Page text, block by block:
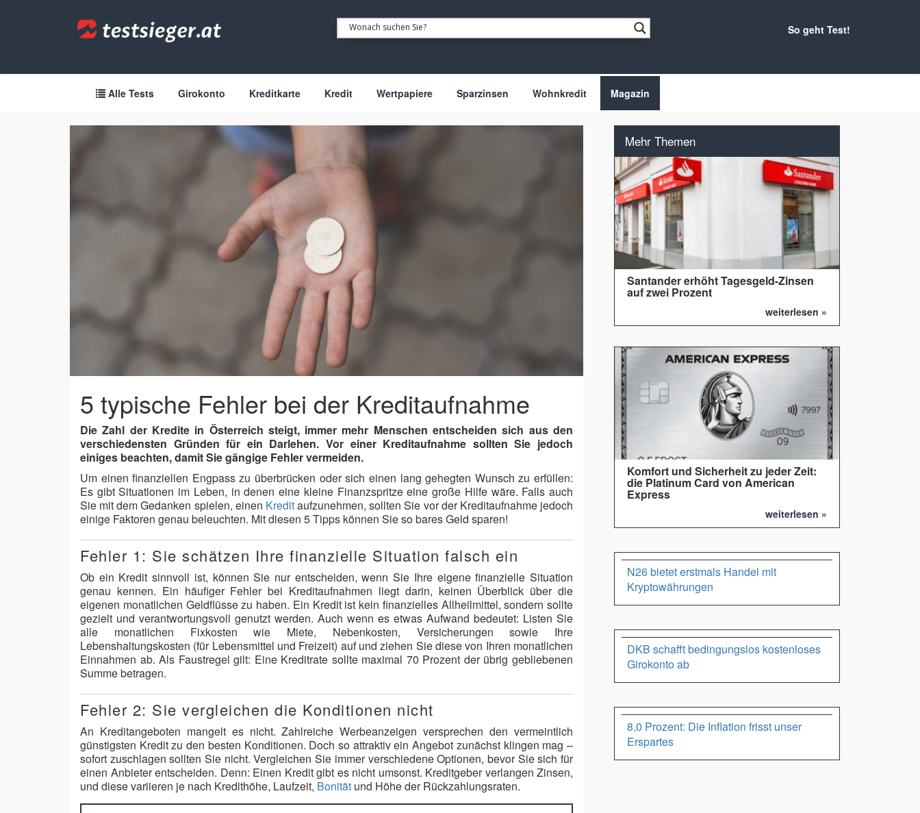
So geht Test!
Alle Tests Girokonto Kreditkarte Kredit Wertpapiere Sparzinsen Wohnkredit Magazin
5 typische Fehler bei der Kreditaufnahme
Die Zahl der Kredite in Österreich steigt, immer mehr Menschen entscheiden sich aus den
verschiedensten Gründen für ein Darlehen. Vor einer Kreditaufnahme sollten Sie jedoch
einiges beachten, damit Sie gängige Fehler vermeiden.
Um einen finanziellen Engpass zu überbrücken oder sich einen lang gehegten Wunsch zu erfüllen:
Es gibt Situationen im Leben, in denen eine kleine Finanzspritze eine große Hilfe wäre. Falls auch
Sie mit dem Gedanken spielen, einen Kreditaufzunehmen, sollten Sie vor der Kreditaufnahme jedoch
einige Faktoren genau beleuchten. Mit diesen 5 Tipps können Sie so bares Geld sparen!
Fehler 1: Sie schätzen Ihre finanzielle Situation falsch ein
Ob ein Kredit sinnvoll ist, können Sie nur entscheiden, wenn Sie Ihre eigene finanzielle Situation
genau kennen. Ein häufiger Fehler bei Kreditaufnahmen liegt darin, keinen Überblick über die
eigenen monatlichen Geldflüsse zu haben. Ein Kredit ist kein finanzielles Allheilmittel, sondern sollte
gezielt und verantwortungsvoll genutzt werden. Auch wenn es etwas Aufwand bedeutet: Listen Sie
alle monatlichen Fixkosten wie Miete, Nebenkosten, Versicherungen sowie Ihre
Lebenshaltungskosten (für Lebensmittel und Freizeit) auf und ziehen Sie diese von Ihren monatlichen
Einnahmen ab. Als Faustregel gilt: Eine Kreditrate sollte maximal 70 Prozent der übrig gebliebenen
Summe betragen.
Fehler 2: Sie vergleichen die Konditionen nicht
An Kreditangeboten mangelt es nicht. Zahlreiche Werbeanzeigen versprechen den vermeintlich
günstigsten Kredit zu den besten Konditionen. Doch so attraktiv ein Angebot zunächst klingen mag –
sofort zuschlagen sollten Sie nicht. Vergleichen Sie immer verschiedene Optionen, bevor Sie sich für
einen Anbieter entscheiden. Denn: Einen Kredit gibt es nicht umsonst. Kreditgeber verlangen Zinsen,
und diese variieren je nach Kredithöhe, Laufzeit, Bonität und Höhe der Rückzahlungsraten.
Mehr Themen
Santander erhöht Tagesgeld-Zinsen
auf zwei Prozent
weiterlesen »
Komfort und Sicherheit zu jeder Zeit:
die Platinum Card von American
Express
weiterlesen »
N26 bietet erstmals Handel mit
Kryptowährungen
DKB schafft bedingungslos kostenloses
Girokonto ab
8,0 Prozent: Die Inflation frisst unser
Erspartes